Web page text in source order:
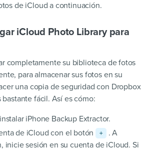
de iCloud a continuación.
iCloud Photo Library para
completamente su biblioteca de fotos
para almacenar sus fotos en su
una copia de seguridad con Dropbox
fácil. Así es cómo:
iPhone Backup Extractor.
de iCloud con el botón
+
. A
inicie sesión en su cuenta de iCloud. Si